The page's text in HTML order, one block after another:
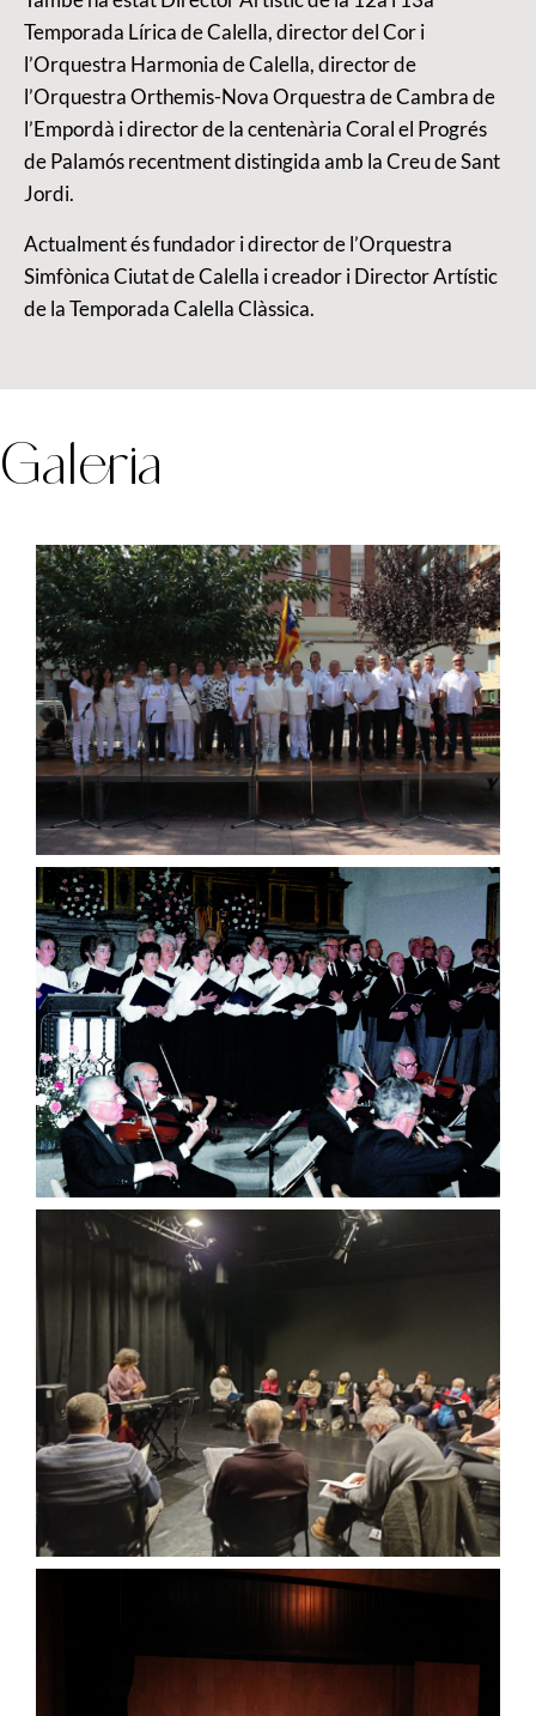
Temporada Lírica de Calella, director del Cor i
l’Orquestra Harmonia de Calella, director de
l’Orquestra Orthemis-Nova Orquestra de Cambra de
l’Empordà i director de la centenària Coral el Progrés
de Palamós recentment distingida amb la Creu de Sant
Jordi.
Actualment és fundador i director de l’Orquestra
Simfònica Ciutat de Calella i creador i Director Artístic
de la Temporada Calella Clàssica.
Galeria